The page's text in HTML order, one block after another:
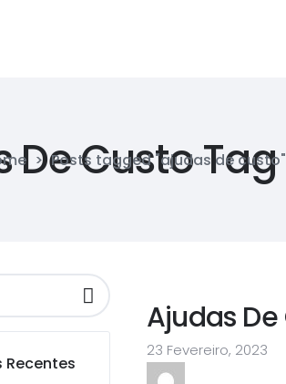
De Custo Tag
> Posts tagged "ajudas de custo"
Recentes
Ajudas
23 Fevereiro, 2023